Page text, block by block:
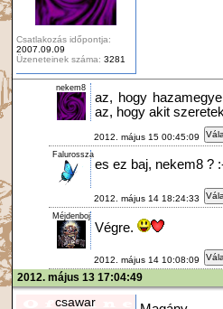
Csatlakozás időpontja:
2007.09.09
Üzeneteinek száma: 3281
nekem8
az, hogy
az, hogy akit
2012. május 15 00:45:09
Falurossza
es ez baj, nekem8 ?
2012. május 14 18:24:33
Méjdenboj
Végre.
2012. május 14 10:08:09
2012. május 13 17:04:49
csawar